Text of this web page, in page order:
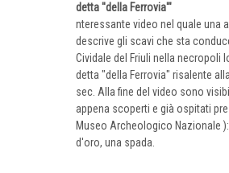
detta ''della Ferrovia'"
nteressante video nel quale una
descrive gli scavi che sta
Cividale del Friuli nella necropoli
detta "della Ferrovia" risalente
sec. Alla fine del video sono
appena scoperti e già ospitati
Museo Archeologico Nazionale
d'oro, una spada.